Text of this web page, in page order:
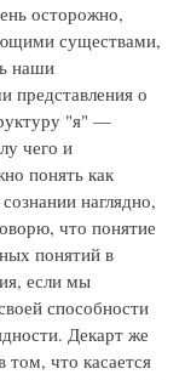
осторожно,
существами,
наши
представления о
"я" —
чего и
понять как
наглядно,
что понятие
понятий в
если мы
способности
Декарт же
что касается